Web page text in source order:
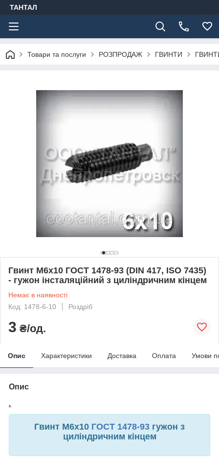
ТАНТАЛ
Товари та послуги РОЗПРОДАЖ ГВИНТИ
Гвинт М6х10 ГОСТ 1478-93 (DIN 417, ISO 7435)
- гужон інсталяційний з циліндричним кінцем
Немає в наявності
Код: 1478-6-10
Роздріб
3 ₴/од.
Опис Характеристики Доставка Оплата Умови
Опис
.
Гвинт М6х10 ГОСТ 1478-93 гужон з
циліндричним кінцем